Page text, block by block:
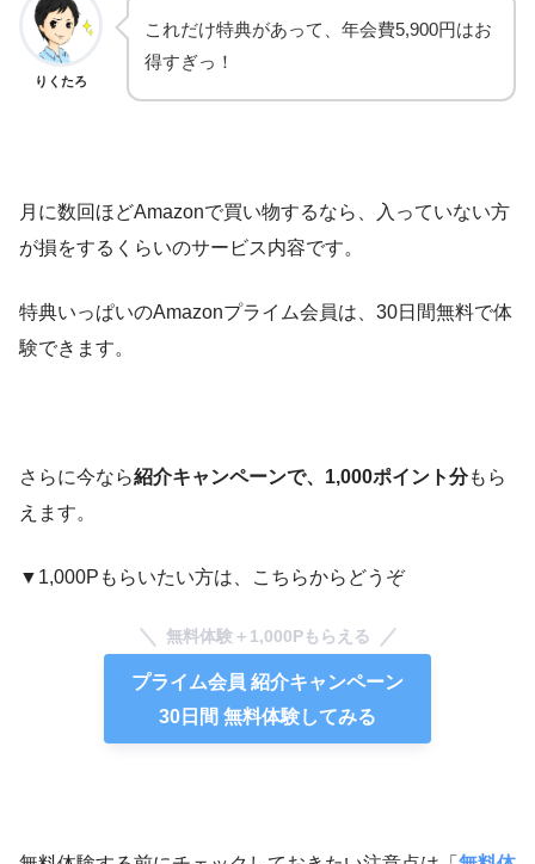
りくたろ
これだけ特典があって、年会費5,900円はお
得すぎっ！
月に数回ほどAmazonで買い物するなら、入っていない方
が損をするくらいのサービス内容です。
特典いっぱいのAmazonプライム会員は、30日間無料で体
験できます。
さらに今なら紹介キャンペーンで、1,000ポイント分もら
えます。
▼1,000Pもらいたい方は、こちらからどうぞ
無料体験＋1,000Pもらえる
プライム会員 紹介キャンペーン
30日間 無料体験してみる